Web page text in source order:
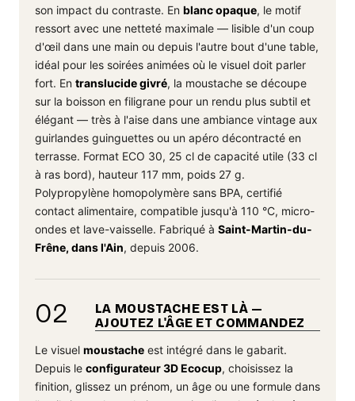
son impact du contraste. En blanc opaque, le motif
ressort avec une netteté maximale — lisible d'un coup
d'œil dans une main ou depuis l'autre bout d'une table,
idéal pour les soirées animées où le visuel doit parler
fort. En translucide givré, la moustache se découpe
sur la boisson en filigrane pour un rendu plus subtil et
élégant — très à l'aise dans une ambiance vintage aux
guirlandes guinguettes ou un apéro décontracté en
terrasse. Format ECO 30, 25 cl de capacité utile (33 cl
à ras bord), hauteur 117 mm, poids 27 g.
Polypropylène homopolymère sans BPA, certifié
contact alimentaire, compatible jusqu'à 110 °C, micro-
ondes et lave-vaisselle. Fabriqué à Saint-Martin-du-
Frêne, dans l'Ain, depuis 2006.
02
LA MOUSTACHE EST LÀ —
AJOUTEZ L'ÂGE ET COMMANDEZ
Le visuel moustache est intégré dans le gabarit.
Depuis le configurateur 3D Ecocup, choisissez la
finition, glissez un prénom, un âge ou une formule dans